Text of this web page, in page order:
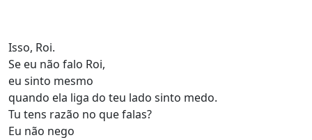
Isso, Roi.
Se eu não falo Roi,
eu sinto mesmo
quando ela liga do teu lado sinto medo.
Tu tens razão no que falas?
Eu não nego